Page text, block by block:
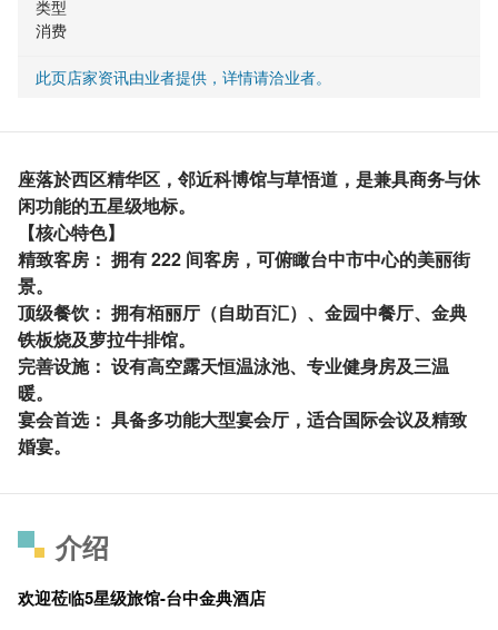
类型
消费
此页店家资讯由业者提供，详情请洽业者。
座落於西区精华区，邻近科博馆与草悟道，是兼具商务与休
闲功能的五星级地标。
【核心特色】
精致客房： 拥有 222 间客房，可俯瞰台中市中心的美丽街
景。
顶级餐饮： 拥有栢丽厅（自助百汇）、金园中餐厅、金典
铁板烧及萝拉牛排馆。
完善设施： 设有高空露天恒温泳池、专业健身房及三温
暖。
宴会首选： 具备多功能大型宴会厅，适合国际会议及精致
婚宴。
介绍
欢迎莅临5星级旅馆-台中金典酒店